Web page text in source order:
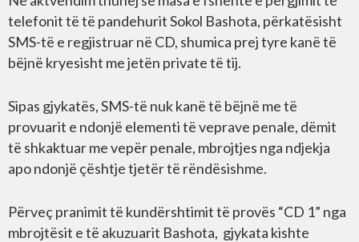
telefonit të të pandehurit Sokol Bashota, përkatësisht
SMS-të e regjistruar në CD, shumica prej tyre kanë të
bëjnë kryesisht me jetën private të tij.
Sipas gjykatës, SMS-të nuk kanë të bëjnë me të
provuarit e ndonjë elementi të veprave penale, dëmit
të shkaktuar me vepër penale, mbrojtjes nga ndjekja
apo ndonjë çështje tjetër të rëndësishme.
Përveç pranimit të kundërshtimit të provës “CD 1” nga
mbrojtësit e të akuzuarit Bashota, gjykata kishte